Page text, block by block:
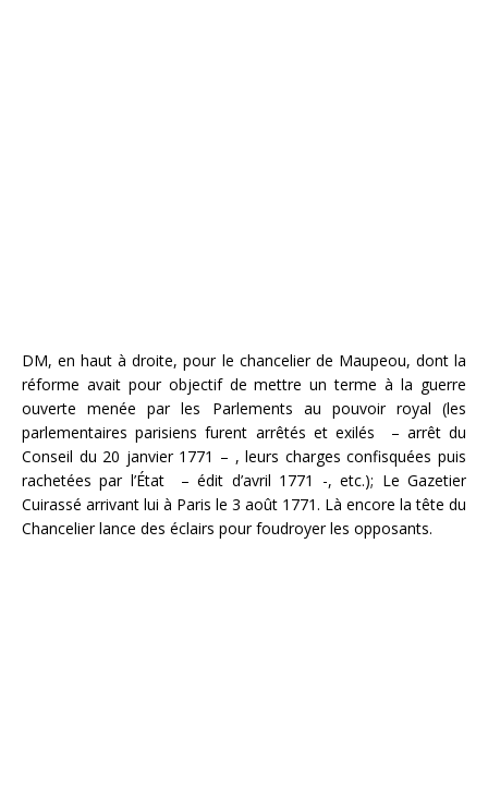
DM, en haut à droite, pour le chancelier de Maupeou, dont la
réforme avait pour objectif de mettre un terme à la guerre
ouverte menée par les Parlements au pouvoir royal (les
parlementaires parisiens furent arrêtés et exilés – arrêt du
Conseil du 20 janvier 1771 – , leurs charges confisquées puis
rachetées par l’État – édit d’avril 1771 -, etc.); Le Gazetier
Cuirassé arrivant lui à Paris le 3 août 1771. Là encore la tête du
Chancelier lance des éclairs pour foudroyer les opposants.